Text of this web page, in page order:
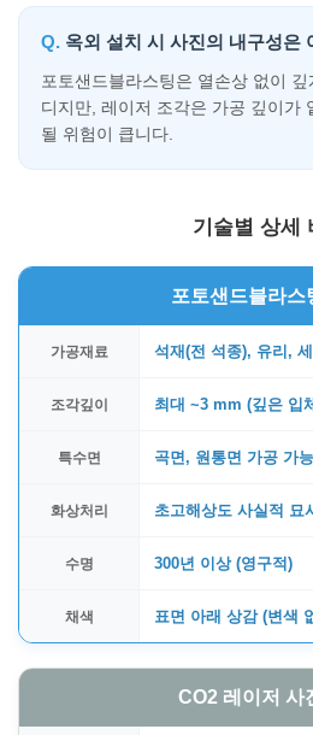
옥외 설치 시 사진의 내구성은
포토샌드블라스팅은 열손상 없이
디지만, 레이저 조각은 가공 깊이가
될 위험이 큽니다.
기술별 상세
포토샌드블라스
가공재료 석재(전 석종), 유리,
조각깊이 최대 ~3 mm (깊은 입
특수면 곡면, 원통면 가공 가능
화상처리 초고해상도 사실적 묘
수명 300년 이상 (영구적)
채색 표면 아래 상감 (변색
CO2 레이저 사